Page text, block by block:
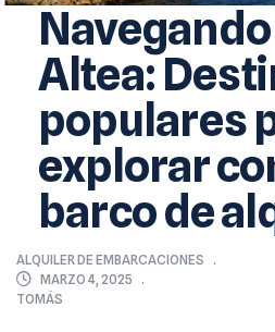
Altea:
populares
explorar
barco de
ALQUILER DE EMBARCACIONES
MARZO 4, 2025
TOMÁS